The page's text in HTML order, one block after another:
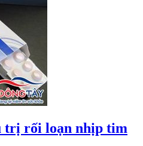
trị rối loạn nhịp tim